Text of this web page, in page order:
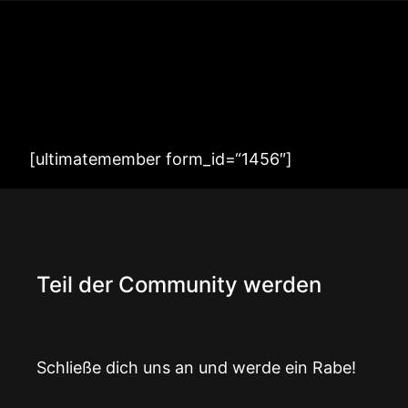
[ultimatemember form_id=“1456″]
Teil der Community werden
Schließe dich uns an und werde ein Rabe!